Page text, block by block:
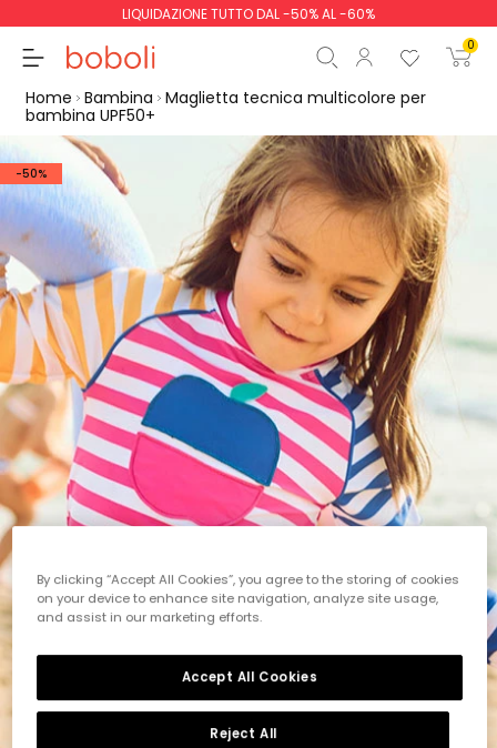
LIQUIDAZIONE TUTTO DAL -50% AL -60%
0
Totale parziale 0,00 €
Totale 0,00 €
Continua Inizio ordine
Home Bambina Maglietta tecnica multicolore per
bambina UPF50+
-50%
By clicking “Accept All Cookies”, you agree to the storing of cookies
on your device to enhance site navigation, analyze site usage,
and assist in our marketing efforts.
Reject All
Accept All Cookies